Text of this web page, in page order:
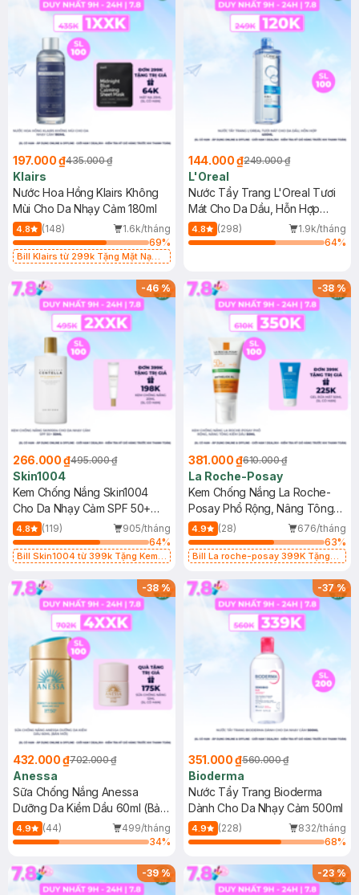
197.000 ₫435.000 ₫
Klairs
Nước Hoa Hồng Klairs Không
Mùi Cho Da Nhạy Cảm 180ml
4.8 (148)
1.6k/tháng
69%
Bill Klairs từ 299k Tặng Mặt Nạ
25ml (SL Có Hạn)
144.000 ₫249.000 ₫
L'Oreal
Nước Tẩy Trang L'Oreal Tươi
Mát Cho Da Dầu, Hỗn Hợp
400ml
4.8 (298)
1.9k/tháng
64%
-46%
266.000 ₫495.000 ₫
Skin1004
Kem Chống Nắng Skin1004
Cho Da Nhạy Cảm SPF 50+
50ml
4.8 (119)
905/tháng
64%
Bill Skin1004 từ 399k Tặng Kem
SPF 50+ 20ml (SL Có Hạn)
-38%
381.000 ₫610.000 ₫
La Roche-Posay
Kem Chống Nắng La Roche-
Posay Phổ Rộng, Nâng Tông
Kiềm Dầu 50ml
4.9 (28)
676/tháng
63%
Bill La roche-posay 399K Tặng
(SL có hạn)
-38%
432.000 ₫702.000 ₫
Anessa
Sữa Chống Nắng Anessa
Dưỡng Da Kiềm Dầu 60ml (Bản
Mới)
4.9 (44)
499/tháng
34%
-37%
351.000 ₫560.000 ₫
Bioderma
Nước Tẩy Trang Bioderma
Dành Cho Da Nhạy Cảm 500ml
4.9 (228)
832/tháng
68%
-39% -23%